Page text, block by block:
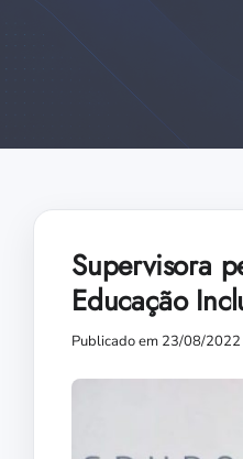
Supervisora
Educação
Publicado em 23/08/2022